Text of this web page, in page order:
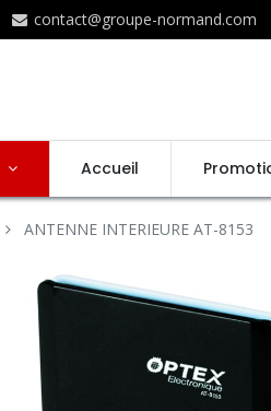
contact@groupe-normand.com
Accueil
ANTENNE INTERIEURE AT-8153